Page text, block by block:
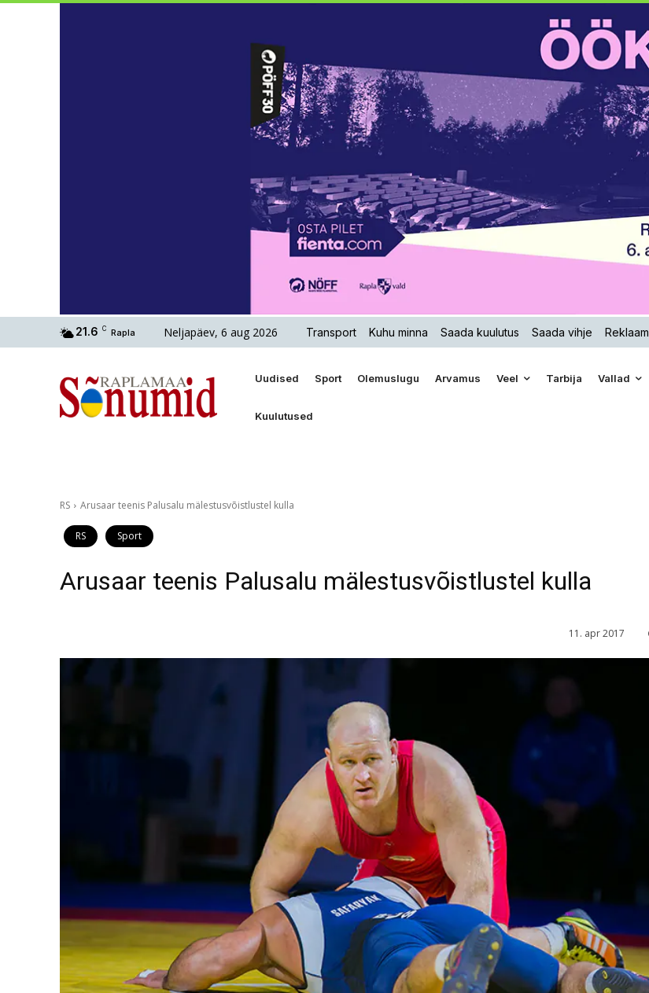
21.6 C Rapla Neljapäev, 6 aug 2026 Transport Kuhu minna Saada kuulutus Saada vihje Reklaam
Uudised Sport Olemuslugu Arvamus Veel Tarbija Vallad
Kuulutused
RS Arusaar teenis Palusalu mälestusvõistlustel kulla
RS Sport
Arusaar teenis Palusalu mälestusvõistlustel kulla
11. apr 2017